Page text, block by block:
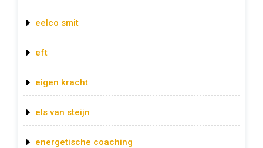
eelco smit
eft
eigen kracht
els van steijn
energetische coaching